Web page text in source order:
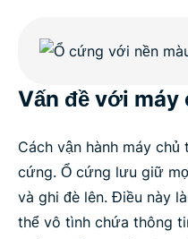
Vấn đề với
Cách vận hành máy
cứng. Ổ cứng lưu giữ
và ghi đè lên. Điều này
thể vô tình chứa thông